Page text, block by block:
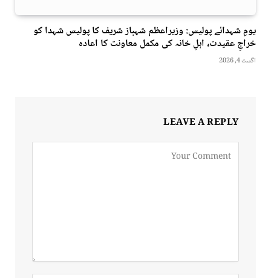
یومِ شہدائے پولیس: وزیراعظم شہباز شریف کا پولیس شہدا کو
خراجِ عقیدت، اہلِ خانہ کی مکمل معاونت کا اعادہ
اگست 4, 2026
LEAVE A REPLY